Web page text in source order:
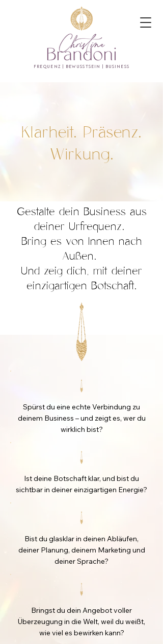
FREQUENZ | BEWUSSTSEIN | BUSINESS
Klarheit. Präsenz.
Wirkung.
Gestalte dein Business aus
deiner Urfrequenz.
Bring es von Innen nach
Außen.
Und zeig dich, mit deiner
einzigartigen Botschaft.
Spürst du eine echte Verbindung zu
deinem Business – und zeigt es, wer du
wirklich bist?
Ist deine Botschaft klar, und bist du
sichtbar in deiner einzigartigen Energie?
Bist du glasklar in deinen Abläufen,
deiner Planung, deinem Marketing und
deiner Sprache?
Bringst du dein Angebot voller
Überzeugung in die Welt, weil du weißt,
wie viel es bewirken kann?